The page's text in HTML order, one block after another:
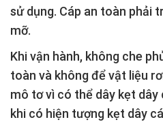
sử dụng. Cáp an toàn phải
mỡ.
Khi vận hành, không che
toàn và không để vật liệu
mô tơ vì có thể dây kẹt dây
khi có hiện tượng kẹt dây